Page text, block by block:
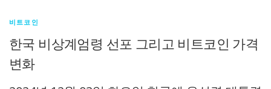
비트코인
한국 비상계엄령 선포 그리고 비트코인 가격
변화